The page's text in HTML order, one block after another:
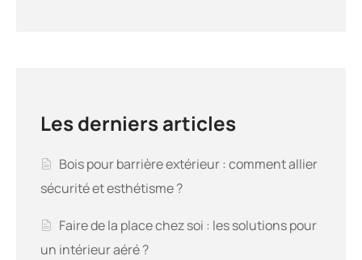
Les derniers articles
Bois pour barrière extérieur : comment allier
sécurité et esthétisme ?
Faire de la place chez soi : les solutions pour
un intérieur aéré ?